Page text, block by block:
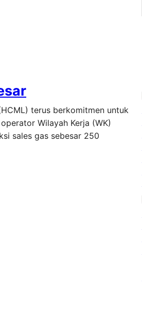
terus berkomitmen untuk
Wilayah Kerja (WK)
sales gas sebesar 250